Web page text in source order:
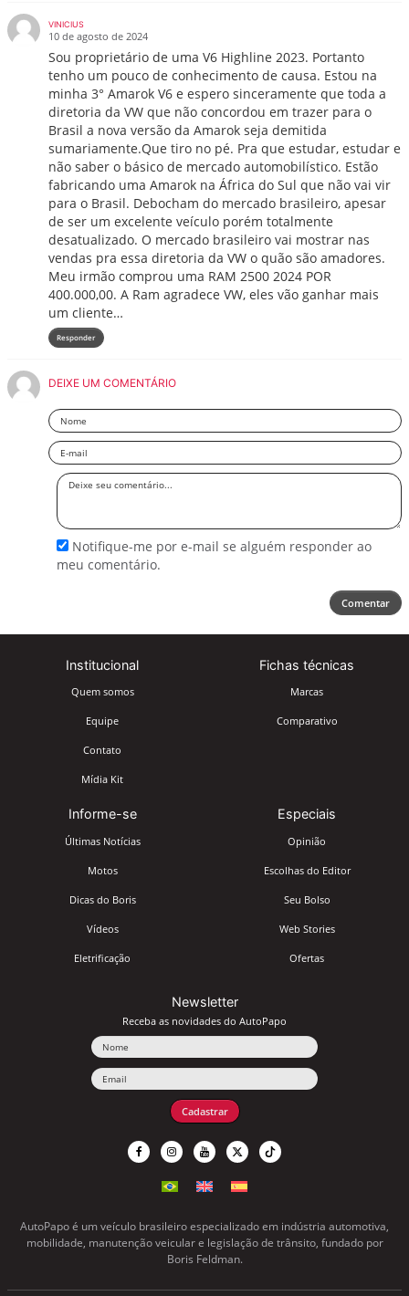
VINICIUS
10 de agosto de 2024
Sou proprietário de uma V6 Highline 2023. Portanto
tenho um pouco de conhecimento de causa. Estou na
minha 3° Amarok V6 e espero sinceramente que toda a
diretoria da VW que não concordou em trazer para o
Brasil a nova versão da Amarok seja demitida
sumariamente.Que tiro no pé. Pra que estudar, estudar e
não saber o básico de mercado automobilístico. Estão
fabricando uma Amarok na África do Sul que não vai vir
para o Brasil. Debocham do mercado brasileiro, apesar
de ser um excelente veículo porém totalmente
desatualizado. O mercado brasileiro vai mostrar nas
vendas pra essa diretoria da VW o quão são amadores.
Meu irmão comprou uma RAM 2500 2024 POR
400.000,00. A Ram agradece VW, eles vão ganhar mais
um cliente…
Responder
DEIXE UM COMENTÁRIO
Nome
Email
Deixe
Notifique-me por e-mail se alguém responder ao
meu comentário.
Comentar
Institucional
Quem somos
Equipe
Contato
Mídia Kit
Fichas técnicas
Marcas
Comparativo
Informe-se
Últimas Notícias
Motos
Dicas do Boris
Vídeos
Eletrificação
Especiais
Opinião
Escolhas do Editor
Seu Bolso
Web Stories
Ofertas
Newsletter
Receba as novidades do AutoPapo
Cadastrar
AutoPapo é um veículo brasileiro especializado em indústria automotiva,
mobilidade, manutenção veicular e legislação de trânsito, fundado por
Boris Feldman.